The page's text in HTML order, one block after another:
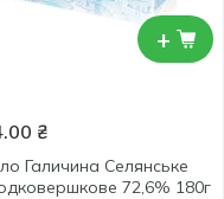
+
₴
Галичина Селянське
72,6% 180г